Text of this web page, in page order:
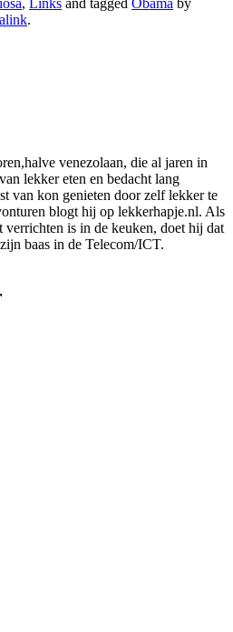
, Links and tagged Obama by
.
venezolaan, die al jaren in
lekker eten en bedacht lang
van kon genieten door zelf lekker te
blogt hij op lekkerhapje.nl. Als
verrichten is in de keuken, doet hij dat
baas in de Telecom/ICT.